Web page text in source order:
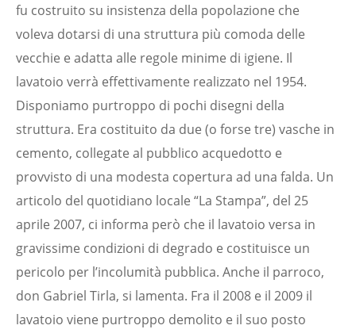
fu costruito su insistenza della popolazione che
voleva dotarsi di una struttura più comoda delle
vecchie e adatta alle regole minime di igiene. Il
lavatoio verrà effettivamente realizzato nel 1954.
Disponiamo purtroppo di pochi disegni della
struttura. Era costituito da due (o forse tre) vasche in
cemento, collegate al pubblico acquedotto e
provvisto di una modesta copertura ad una falda. Un
articolo del quotidiano locale “La Stampa”, del 25
aprile 2007, ci informa però che il lavatoio versa in
gravissime condizioni di degrado e costituisce un
pericolo per l’incolumità pubblica. Anche il parroco,
don Gabriel Tirla, si lamenta. Fra il 2008 e il 2009 il
lavatoio viene purtroppo demolito e il suo posto